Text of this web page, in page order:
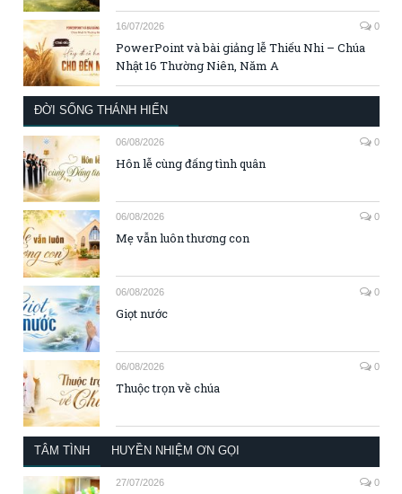
16/07/2026 0
PowerPoint và bài giảng lễ Thiếu Nhi – Chúa
Nhật 16 Thường Niên, Năm A
ĐỜI SỐNG THÁNH HIẾN
06/08/2026 0
Hôn lễ cùng đấng tình quân
06/08/2026 0
Mẹ vẫn luôn thương con
06/08/2026 0
Giọt nước
06/08/2026 0
Thuộc trọn về chúa
TÂM TÌNH HUYỀN NHIỆM ƠN GỌI
27/07/2026 0